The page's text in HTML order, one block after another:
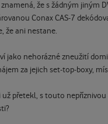
znamená, že s žádným jiným
Conax CAS-7
že ani nestane.
jako nehorázné zneužití
za jejich set-top-boxy,
přetekl, s touto